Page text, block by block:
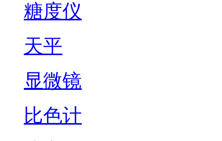
糖度仪
天平
显微镜
比色计